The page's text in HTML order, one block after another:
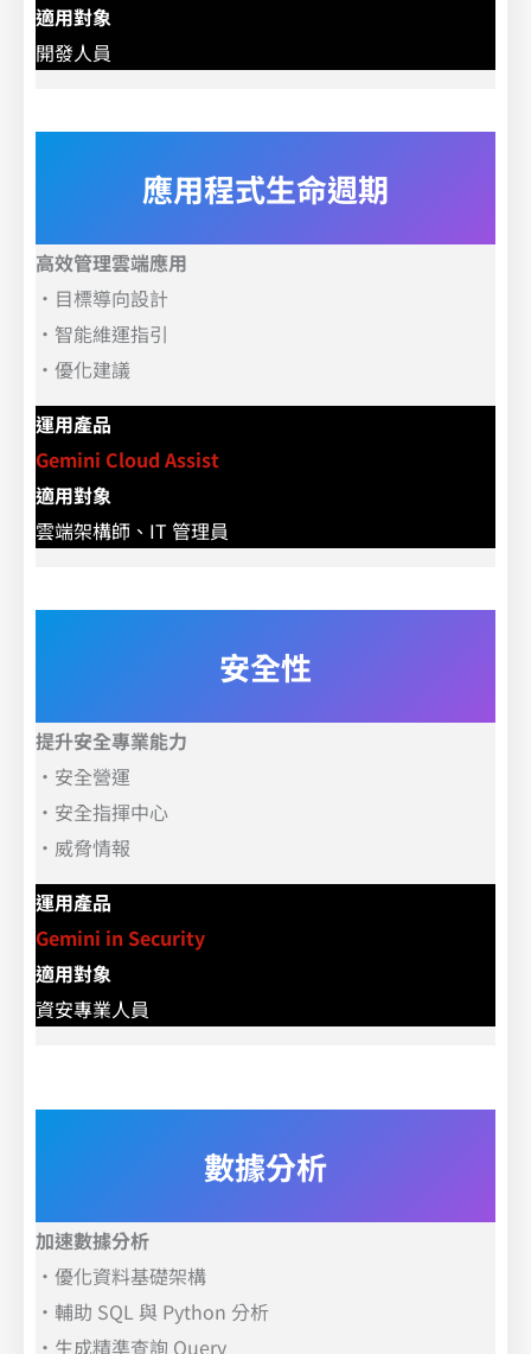
適用對象
開發人員
應用程式生命週期
高效管理雲端應用
． 目標導向設計
． 智能維運指引
． 優化建議
運用產品
Gemini Cloud Assist
適用對象
雲端架構師、IT 管理員
安全性
提升安全專業能力
． 安全營運
． 安全指揮中心
． 威脅情報
運用產品
Gemini in Security
適用對象
資安專業人員
數據分析
加速數據分析
． 優化資料基礎架構
． 輔助 SQL 與 Python 分析
． 生成精準查詢 Query